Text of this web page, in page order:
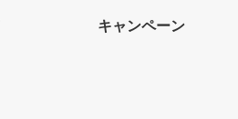
キャンペーン